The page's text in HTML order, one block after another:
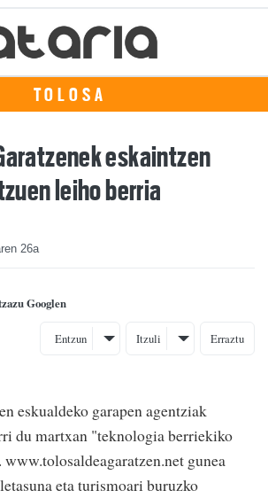
TOLOSA
eskaintzen
leiho berria
26a
Googlen
Entzun Itzuli Erraztu
eskualdeko garapen agentziak
du martxan "teknologia berriekiko
gunea
eta turismoari buruzko